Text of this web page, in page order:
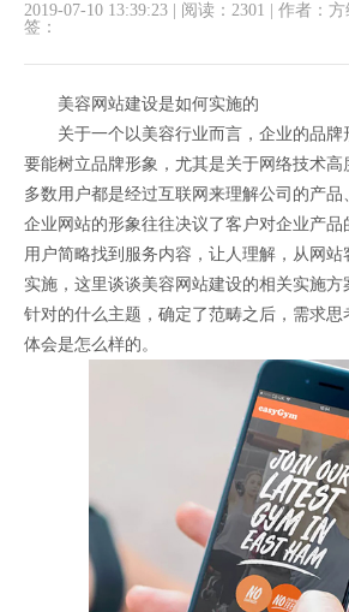
2019-07-10 13:39:23 阅读：2301 作者：方
签：
美容网站建设是如何实施的
关于一个以美容行业而言，企业的品牌
要能树立品牌形象，尤其是关于网络技术高
多数用户都是经过互联网来理解公司的产品
企业网站的形象往往决议了客户对企业产品
用户简略找到服务内容，让人理解，从网
实施，这里谈谈美容网站建设的相关实施
针对的什么主题，确定了范畴之后，需求思
体会是怎么样的。